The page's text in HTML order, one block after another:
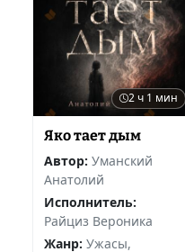
2 ч 1 мин
Яко тает дым
Автор: Уманский
Анатолий
Исполнитель:
Райциз Вероника
Жанр: Ужасы,